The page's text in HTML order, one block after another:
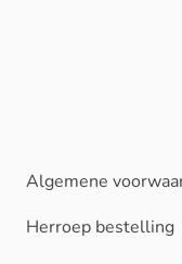
Algemene
Herroep bestelling